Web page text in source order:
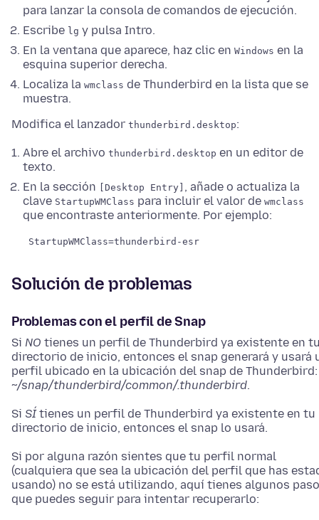
para lanzar la consola de comandos de ejecución.
Escribe lg y pulsa Intro.
En la ventana que aparece, haz clic en Windows en la
esquina superior derecha.
Localiza la wmclass de Thunderbird en la lista que se
muestra.
Modifica el lanzador thunderbird.desktop:
Abre el archivo thunderbird.desktop en un editor de
texto.
En la sección
[Desktop Entry] , añade o actualiza la
clave StartupWMClass para incluir el valor de wmclass
que encontraste anteriormente. Por ejemplo:
StartupWMClass=thunderbird-esr
Solución de problemas
Problemas con el perfil de Snap
Si NO tienes un perfil de Thunderbird ya existente en
directorio de inicio, entonces el snap generará y usará
perfil ubicado en la ubicación del snap de Thunderbird:
~/snap/thunderbird/common/.thunderbird.
Si SÍtienes un perfil de Thunderbird ya existente en tu
directorio de inicio, entonces el snap lo usará.
Si por alguna razón sientes que tu perfil normal
(cualquiera que sea la ubicación del perfil que has
usando) no se está utilizando, aquí tienes algunos
que puedes seguir para intentar recuperarlo: